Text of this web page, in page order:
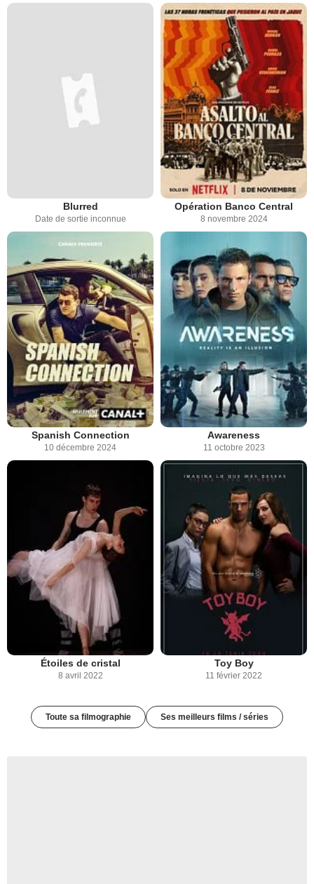
Blurred
Date de sortie inconnue
Opération Banco Central
8 novembre 2024
Spanish Connection
10 décembre 2024
Awareness
11 octobre 2023
Étoiles de cristal
8 avril 2022
Toy Boy
11 février 2022
Toute sa filmographie Ses meilleurs films / séries